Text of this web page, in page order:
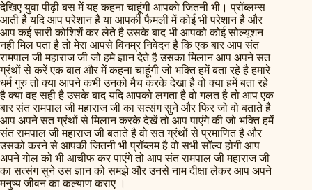
देखिए युवा पीढ़ी बस में यह कहना चाहूंगी आपको जितनी भी। प्रॉब्लम्स
आती है यदि आप परेशान है या आपकी फैमली में कोई भी परेशान है और
आप कई सारी कोशिशें कर लेते है उसके बाद भी आपको कोई सोल्यूशन
नही मिल पता है तो मेरा आपसे विनम्र निवेदन है कि एक बार आप संत
रामपाल जी महाराज जी जो हमे ज्ञान देते है उसका मिलान आप अपने सत
ग्रंथों से करें एक बात और में कहना चाहूंगी जो भक्ति हमें बता रहे है हमारे
धर्म गुरु तो क्या आपने कभी उनको मैच करके देखा है वो क्या हमें बता रहे
है क्या वह सही है उसके बाद यदि आपको लगता है वो गलत है तो आप एक
बार संत रामपाल जी महाराज जी का सत्संग सुने और फिर जो वो बताते है
आप अपने सत ग्रंथों से मिलान करके देखें तो आप पाएंगे की जो भक्ति हमें
संत रामपाल जी महाराज जी बताते है वो सत ग्रंथों से प्रमाणित है और
उसको करने से आपकी जितनी भी प्रॉब्लम है वो सभी सॉल्व होगी आप
अपने गोल को भी आचीफ कर पाएंगे तो आप संत रामपाल जी महाराज जी
का सत्संग सुने उस ज्ञान को समझे और उनसे नाम दीक्षा लेकर आप अपने
मनुष्य जीवन का कल्याण कराए ।